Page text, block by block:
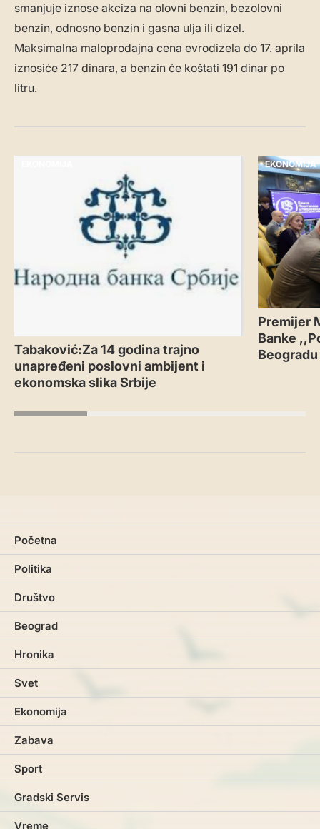
smanjuje iznose akciza na olovni benzin, bezolovni
benzin, odnosno benzin i gasna ulja ili dizel.
Maksimalna maloprodajna cena evrodizela do 17. aprila
iznosiće 217 dinara, a benzin će koštati 191 dinar po
litru.
Tabaković:Za 14 godina trajno
unapređeni poslovni ambijent i
ekonomska slika Srbije
EKONOMIJA
Premijer
Banke
Beogradu
Početna
Politika
Društvo
Beograd
Hronika
Svet
Ekonomija
Zabava
Sport
Gradski Servis
Vreme